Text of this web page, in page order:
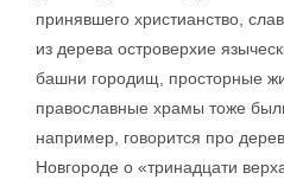
принявшего христианство,
из дерева островерхие
башни городищ, просторные
православные храмы тоже
например, говорится про
Новгороде о «тринадцати